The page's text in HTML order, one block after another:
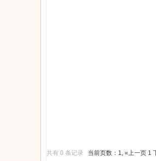
共有 0 条记录 当前页数：1, «上一页 1